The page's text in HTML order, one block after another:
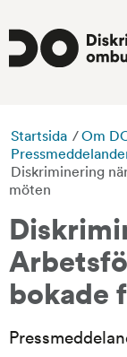
Startsida /Om
Diskriminering
möten
bokade